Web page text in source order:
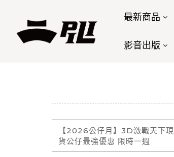
最新商品
影音出版
【2026公仔月】3D激戰天下現
貨公仔最強優惠 限時一週